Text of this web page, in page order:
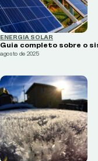
ENERGIA SOLAR
Guia completo sobre o
agosto de 2025